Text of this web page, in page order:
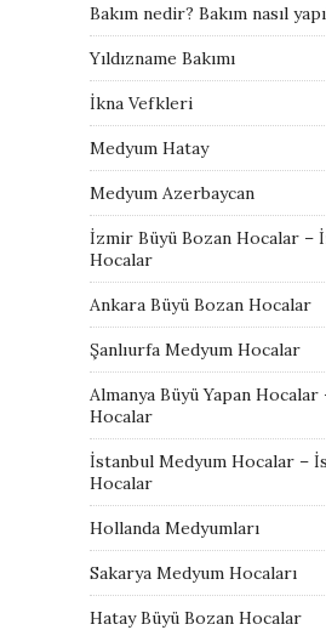
Bakım nedir? Bakım nasıl
Yıldızname Bakımı
İkna Vefkleri
Medyum Hatay
Medyum Azerbaycan
İzmir Büyü Bozan Hocalar –
Hocalar
Ankara Büyü Bozan Hocalar
Şanlıurfa Medyum Hocalar
Almanya Büyü Yapan Hocalar
Hocalar
İstanbul Medyum Hocalar –
Hocalar
Hollanda Medyumları
Sakarya Medyum Hocaları
Hatay Büyü Bozan Hocalar